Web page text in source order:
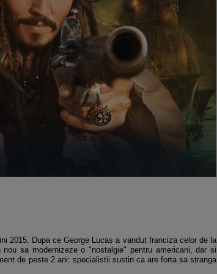
2015. Dupa ce George Lucas a vandut franciza celor de la
sa modernizeze o "nostalgie" pentru americani, dar si
de peste 2 ani: specialistii sustin ca are forta sa stranga